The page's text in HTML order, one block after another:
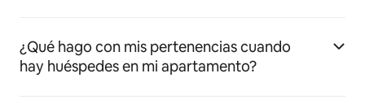
¿Qué hago con mis pertenencias cuando
hay huéspedes en mi apartamento?